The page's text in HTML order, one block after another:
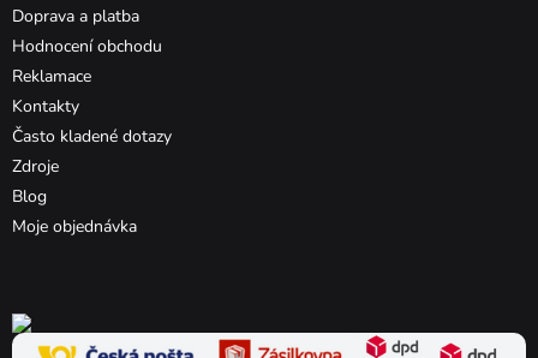
Doprava a platba
Hodnocení obchodu
Reklamace
Kontakty
Často kladené dotazy
Zdroje
Blog
Moje objednávka